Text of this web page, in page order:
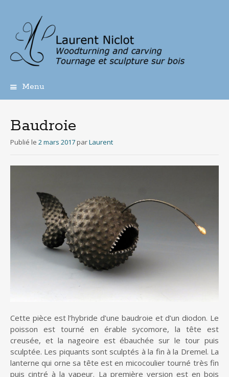
Menu
principal
Baudroie
Publié le 2 mars 2017 parLaurent
Cette pièce est l’hybride d’une baudroie et d’un diodon. Le
poisson est tourné en érable sycomore, la tête est
creusée, et la nageoire est ébauchée sur le tour puis
sculptée. Les piquants sont sculptés à la fin à la Dremel. La
lanterne qui orne sa tête est en micocoulier tourné très fin
puis cintré à la vapeur. La première version est en bois